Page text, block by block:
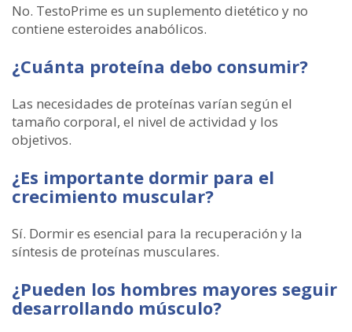
No. TestoPrime es un suplemento dietético y no
contiene esteroides anabólicos.
¿Cuánta proteína debo consumir?
Las necesidades de proteínas varían según el
tamaño corporal, el nivel de actividad y los
objetivos.
¿Es importante dormir para el
crecimiento muscular?
Sí. Dormir es esencial para la recuperación y la
síntesis de proteínas musculares.
¿Pueden los hombres mayores seguir
desarrollando músculo?